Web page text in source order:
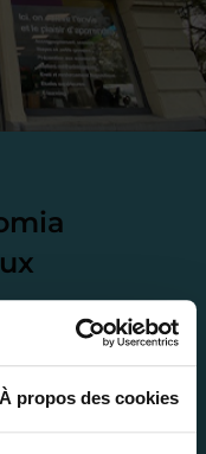
À propos des cookies